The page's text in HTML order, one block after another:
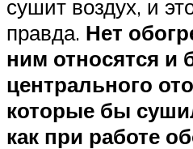
сушит воздух, и
правда. Нет
ним относятся и
центрального
которые бы
как при работе